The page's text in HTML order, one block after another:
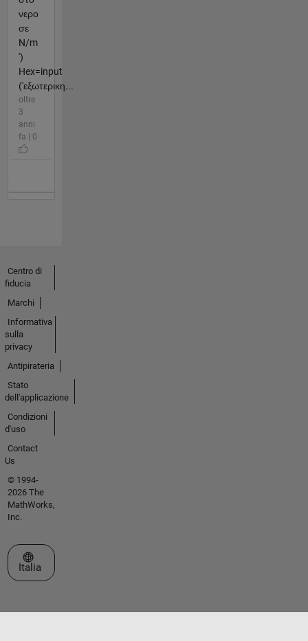
νερο
σε
N/m
')
Hex=input
('εξωτερικη...
oltre
3
anni
fa | 0
Centro di
fiducia
Marchi
Informativa
sulla
privacy
Antipirateria
Stato
dell'applicazione
Condizioni
d'uso
Contact
Us
© 1994-
2026 The
MathWorks,
Inc.
Seleziona un sito web
Italia